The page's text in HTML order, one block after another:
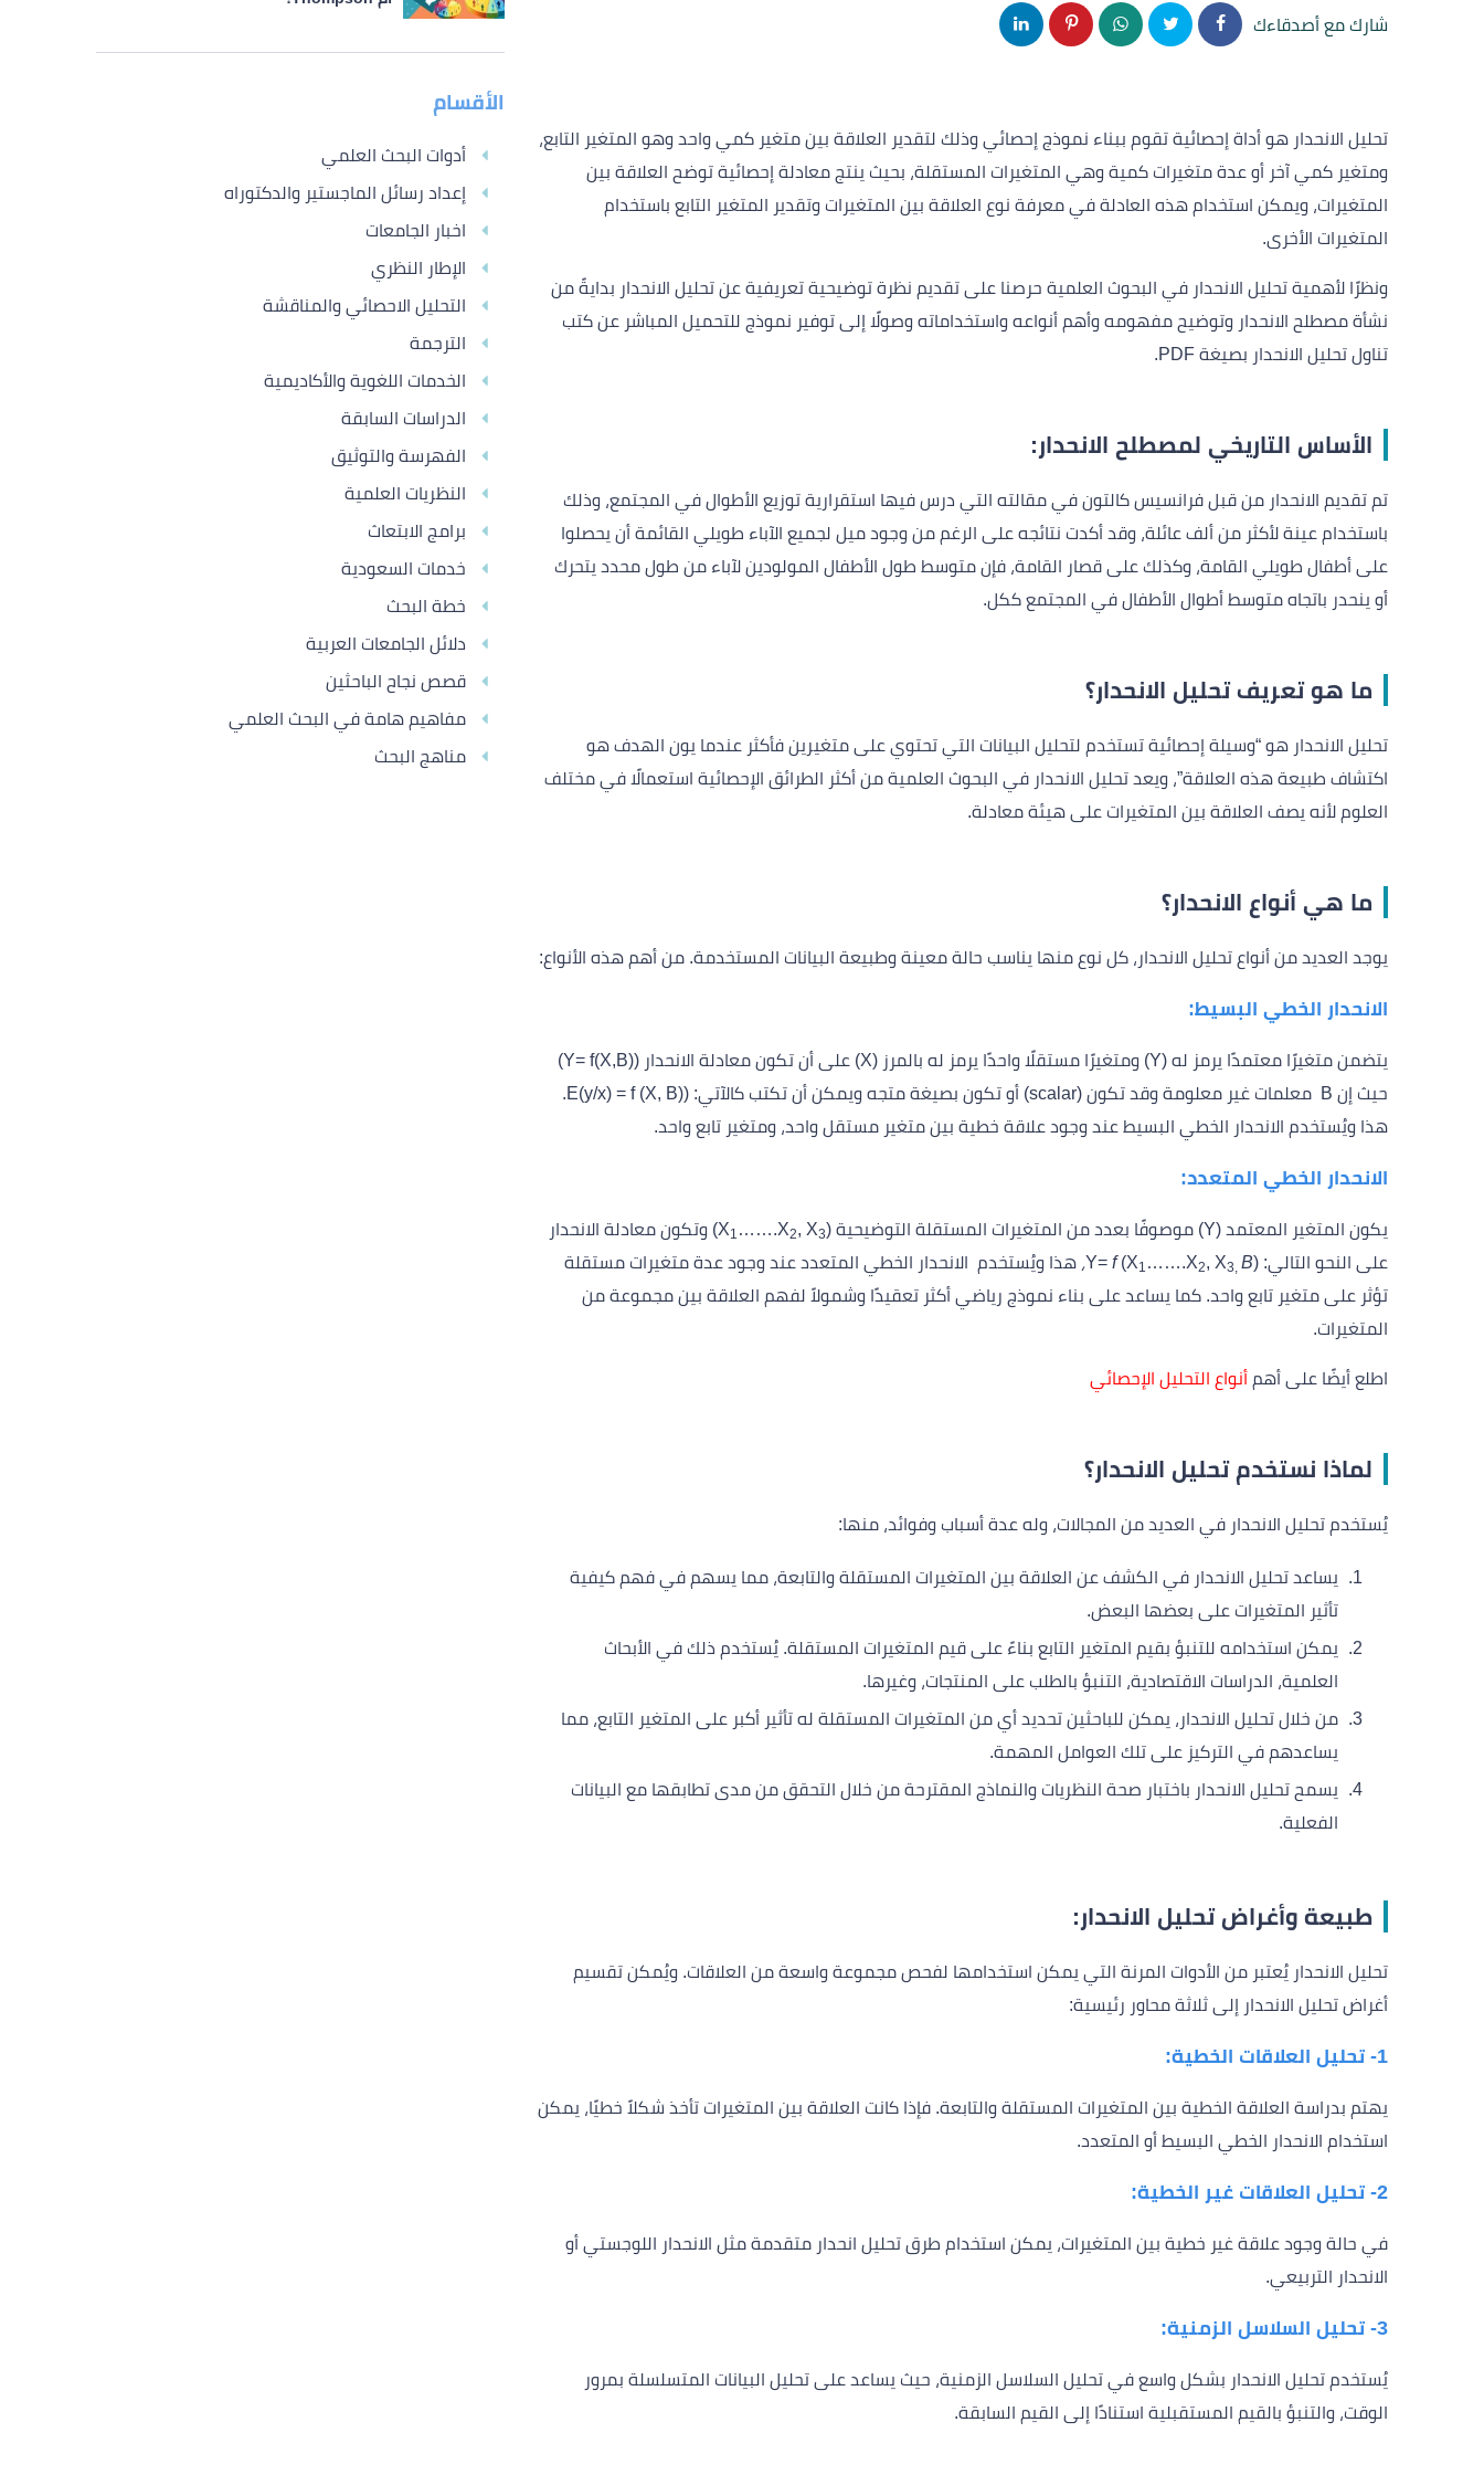
شارك مع أصدقاءك
تحليل الانحدار هو أداة إحصائية تقوم ببناء نموذج إحصائي وذلك لتقدير العلاقة بين متغير كمي واحد وهو المتغير التابع،
ومتغير كمي آخر أو عدة متغيرات كمية وهي المتغيرات المستقلة، بحيث ينتج معادلة إحصائية توضح العلاقة بين
المتغيرات، ويمكن استخدام هذه العادلة في معرفة نوع العلاقة بين المتغيرات وتقدير المتغير التابع باستخدام
المتغيرات الأخرى.
ونظرًا لأهمية تحليل الانحدار في البحوث العلمية حرصنا على تقديم نظرة توضيحية تعريفية عن تحليل الانحدار بدايةً من
نشأة مصطلح الانحدار وتوضيح مفهومه وأهم أنواعه واستخداماته وصولًا إلى توفير نموذج للتحميل المباشر عن كتب
تناول تحليل الانحدار بصيغة PDF.
الأساس التاريخي لمصطلح الانحدار:
تم تقديم الانحدار من قبل فرانسيس كالتون في مقالته التي درس فيها استقرارية توزيع الأطوال في المجتمع، وذلك
باستخدام عينة لأكثر من ألف عائلة، وقد أكدت نتائجه على الرغم من وجود ميل لجميع الآباء طويلي القائمة أن يحصلوا
على أطفال طويلي القامة، وكذلك على قصار القامة، فإن متوسط طول الأطفال المولودين لآباء من طول محدد يتحرك
أو ينحدر باتجاه متوسط أطوال الأطفال في المجتمع ككل.
ما هو تعريف تحليل الانحدار؟
تحليل الانحدار هو “وسيلة إحصائية تستخدم لتحليل البيانات التي تحتوي على متغيرين فأكثر عندما يون الهدف هو
اكتشاف طبيعة هذه العلاقة”، ويعد تحليل الانحدار في البحوث العلمية من أكثر الطرائق الإحصائية استعمالًا في مختلف
العلوم لأنه يصف العلاقة بين المتغيرات على هيئة معادلة.
ما هي أنواع الانحدار؟
يوجد العديد من أنواع تحليل الانحدار، كل نوع منها يناسب حالة معينة وطبيعة البيانات المستخدمة. من أهم هذه الأنواع:
الانحدار الخطي البسيط:
يتضمن متغيرًا معتمدًا يرمز له (Y) ومتغيرًا مستقلًا واحدًا يرمز له بالمرز (X) على أن تكون معادلة الانحدار (Y= f(X,B))
حيث إن B معلمات غير معلومة وقد تكون (scalar) أو تكون بصيغة متجه ويمكن أن تكتب كالآتي: (E(y/x) = f (X, B).
هذا ويُستخدم الانحدار الخطي البسيط عند وجود علاقة خطية بين متغير مستقل واحد، ومتغير تابع واحد.
الانحدار الخطي المتعدد:
يكون المتغير المعتمد (Y) موصوفًا بعدد من المتغيرات المستقلة التوضيحية (X 1 …….X2, X3
) وتكون معادلة الانحدار
على النحو التالي: (Y=
f(X1 …….X2, X3, B ، هذا ويُستخدم الانحدار الخطي المتعدد عند وجود عدة متغيرات مستقلة
تؤثر على متغير تابع واحد. كما يساعد على بناء نموذج رياضي أكثر تعقيدًا وشمولاً لفهم العلاقة بين مجموعة من
المتغيرات.
اطلع أيضًا على أهم أنواع التحليل الإحصائي
لماذا نستخدم تحليل الانحدار؟
يُستخدم تحليل الانحدار في العديد من المجالات، وله عدة أسباب وفوائد، منها:
يساعد تحليل الانحدار في الكشف عن العلاقة بين المتغيرات المستقلة والتابعة، مما يسهم في فهم كيفية
تأثير المتغيرات على بعضها البعض.
يمكن استخدامه للتنبؤ بقيم المتغير التابع بناءً على قيم المتغيرات المستقلة. يُستخدم ذلك في الأبحاث
العلمية، الدراسات الاقتصادية، التنبؤ بالطلب على المنتجات، وغيرها.
من خلال تحليل الانحدار، يمكن للباحثين تحديد أي من المتغيرات المستقلة له تأثير أكبر على المتغير التابع، مما
يساعدهم في التركيز على تلك العوامل المهمة.
يسمح تحليل الانحدار باختبار صحة النظريات والنماذج المقترحة من خلال التحقق من مدى تطابقها مع البيانات
الفعلية.
طبيعة وأغراض تحليل الانحدار:
تحليل الانحدار يُعتبر من الأدوات المرنة التي يمكن استخدامها لفحص مجموعة واسعة من العلاقات. ويُمكن تقسيم
أغراض تحليل الانحدار إلى ثلاثة محاور رئيسية:
1- تحليل العلاقات الخطية:
يهتم بدراسة العلاقة الخطية بين المتغيرات المستقلة والتابعة. فإذا كانت العلاقة بين المتغيرات تأخذ شكلاً خطيًا، يمكن
استخدام الانحدار الخطي البسيط أو المتعدد.
2- تحليل العلاقات غير الخطية:
في حالة وجود علاقة غير خطية بين المتغيرات، يمكن استخدام طرق تحليل انحدار متقدمة مثل الانحدار اللوجستي أو
الانحدار التربيعي.
3- تحليل السلاسل الزمنية:
يُستخدم تحليل الانحدار بشكل واسع في تحليل السلاسل الزمنية، حيث يساعد على تحليل البيانات المتسلسلة بمرور
الوقت، والتنبؤ بالقيم المستقبلية استنادًا إلى القيم السابقة.
الأقسام
أدوات البحث العلمي
إعداد رسائل الماجستير والدكتوراه
اخبار الجامعات
الإطار النظري
التحليل الاحصائي والمناقشة
الترجمة
الخدمات اللغوية والأكاديمية
الدراسات السابقة
الفهرسة والتوثيق
النظريات العلمية
برامج الابتعاث
خدمات السعودية
خطة البحث
دلائل الجامعات العربية
قصص نجاح الباحثين
مفاهيم هامة في البحث العلمي
مناهج البحث